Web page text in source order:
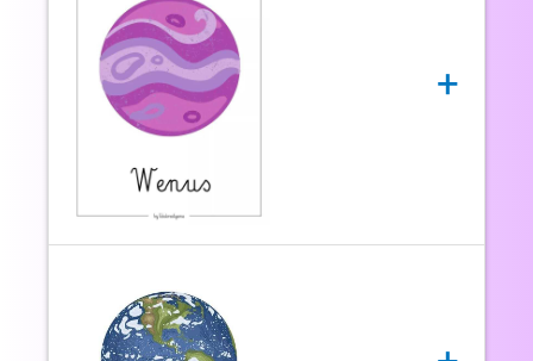
Mercur este o planeta mica, care orbiteaza mai
aproape de Soare decat orice alta planeta din
sistemul nostru solar. Pe langa faptul ca este foarte
fierbinte, are o suprafata acoperita cu cratere si este
foarte stancoasa , seamana foarte bine cu suprafata
de pe Luna. Fiind atat de aproape de Soare,
temperatura din timpul
grade Celsius
+
este al doilea cel mai strălucitor obiect în
timpul nopții (după Lună)